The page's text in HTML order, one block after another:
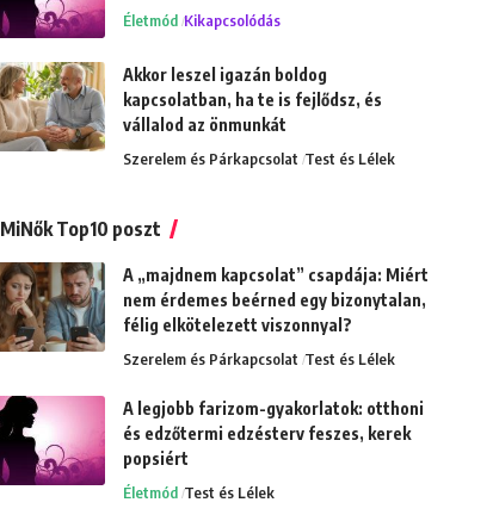
Életmód Kikapcsolódás
Akkor leszel igazán boldog
kapcsolatban, ha te is fejlődsz, és
vállalod az önmunkát
Szerelem és Párkapcsolat Test és Lélek
MiNők Top10 poszt
A „majdnem kapcsolat” csapdája: Miért
nem érdemes beérned egy bizonytalan,
félig elkötelezett viszonnyal?
Szerelem és Párkapcsolat Test és Lélek
A legjobb farizom-gyakorlatok: otthoni
és edzőtermi edzésterv feszes, kerek
popsiért
Életmód Test és Lélek